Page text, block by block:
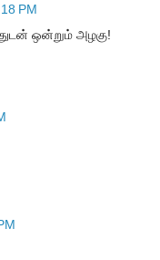
PM
ஒன்றும் அழகு!